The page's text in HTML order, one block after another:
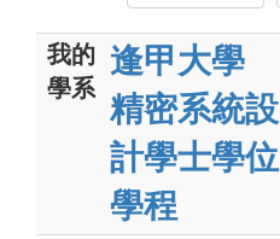
我的
學系
逢甲大學
精密系統設
計學士學位
學程